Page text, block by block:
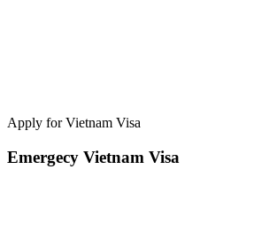
Apply for Vietnam Visa
Emergecy Vietnam Visa